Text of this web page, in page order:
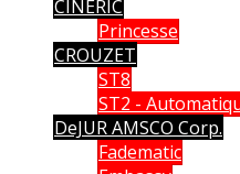
CINERIC
Princesse
CROUZET
ST8
ST2 -
DeJUR AMSCO Corp.
Fadematic